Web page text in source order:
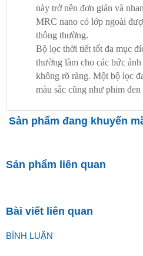
này trở nên đơn giản và
MRC nano có lớp ngoài
thông thường.
Bộ lọc thời tiết tốt đa mục
thường làm cho các bức
không rõ ràng. Một bộ lọc
màu sắc cũng như phim đen
Sản phẩm đang khuyến
Sản phẩm liên quan
Bài viết liên quan
BÌNH LUẬN